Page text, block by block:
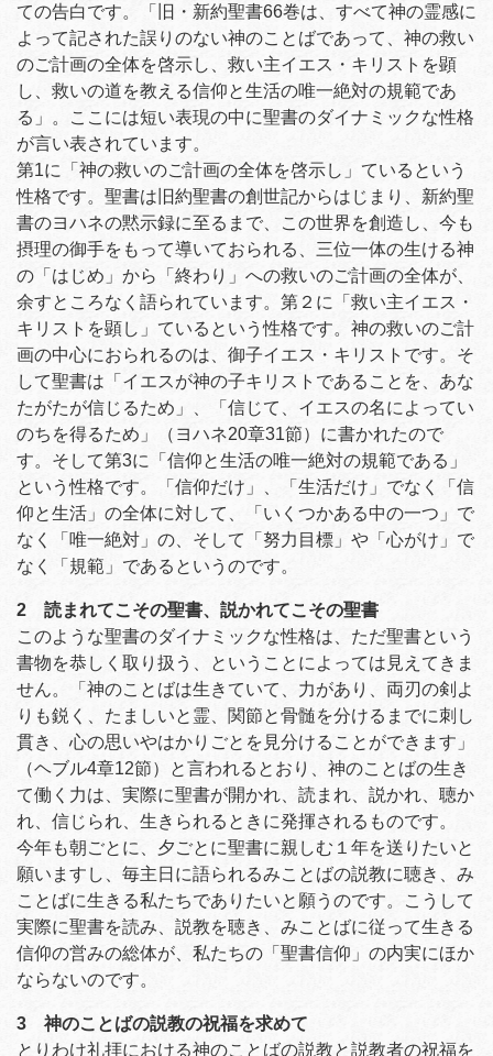
ての告白です。「旧・新約聖書66巻は、すべて神の霊感に
よって記された誤りのない神のことばであって、神の救い
のご計画の全体を啓示し、救い主イエス・キリストを顕
し、救いの道を教える信仰と生活の唯一絶対の規範であ
る」。ここには短い表現の中に聖書のダイナミックな性格
が言い表されています。
第1に「神の救いのご計画の全体を啓示し」ているという
性格です。聖書は旧約聖書の創世記からはじまり、新約聖
書のヨハネの黙示録に至るまで、この世界を創造し、今も
摂理の御手をもって導いておられる、三位一体の生ける神
の「はじめ」から「終わり」への救いのご計画の全体が、
余すところなく語られています。第２に「救い主イエス・
キリストを顕し」ているという性格です。神の救いのご計
画の中心におられるのは、御子イエス・キリストです。そ
して聖書は「イエスが神の子キリストであることを、あな
たがたが信じるため」、「信じて、イエスの名によってい
のちを得るため」（ヨハネ20章31節）に書かれたので
す。そして第3に「信仰と生活の唯一絶対の規範である」
という性格です。「信仰だけ」、「生活だけ」でなく「信
仰と生活」の全体に対して、「いくつかある中の一つ」で
なく「唯一絶対」の、そして「努力目標」や「心がけ」で
なく「規範」であるというのです。
2 読まれてこその聖書、説かれてこその聖書
このような聖書のダイナミックな性格は、ただ聖書という
書物を恭しく取り扱う、ということによっては見えてきま
せん。「神のことばは生きていて、力があり、両刃の剣よ
りも鋭く、たましいと霊、関節と骨髄を分けるまでに刺し
貫き、心の思いやはかりごとを見分けることができます」
（ヘブル4章12節）と言われるとおり、神のことばの生き
て働く力は、実際に聖書が開かれ、読まれ、説かれ、聴か
れ、信じられ、生きられるときに発揮されるものです。
今年も朝ごとに、夕ごとに聖書に親しむ１年を送りたいと
願いますし、毎主日に語られるみことばの説教に聴き、み
ことばに生きる私たちでありたいと願うのです。こうして
実際に聖書を読み、説教を聴き、みことばに従って生きる
信仰の営みの総体が、私たちの「聖書信仰」の内実にほか
ならないのです。
3 神のことばの説教の祝福を求めて
とりわけ礼拝における神のことばの説教と説教者の祝福を